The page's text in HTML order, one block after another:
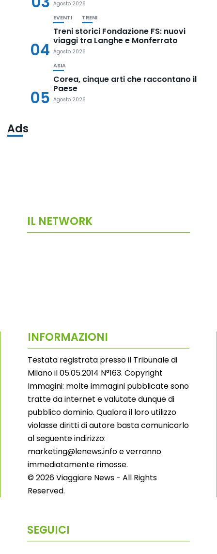
Agosto 2026
04
EVENTI TRENI
Treni storici Fondazione FS: nuovi
viaggi tra Langhe e Monferrato
Agosto 2026
05
ASIA
Corea, cinque arti che raccontano il
Paese
Agosto 2026
Ads
IL NETWORK
INFORMAZIONI
Testata registrata presso il Tribunale di
Milano il 05.05.2014 N°163. Copyright
Immagini: molte immagini pubblicate sono
tratte da internet e valutate dunque di
pubblico dominio. Qualora il loro utilizzo
violasse diritti di autore basta comunicarlo
al seguente indirizzo:
marketing@lenews.info e verranno
immediatamente rimosse.
© 2026 Viaggiare News - All Rights
Reserved.
SEGUICI